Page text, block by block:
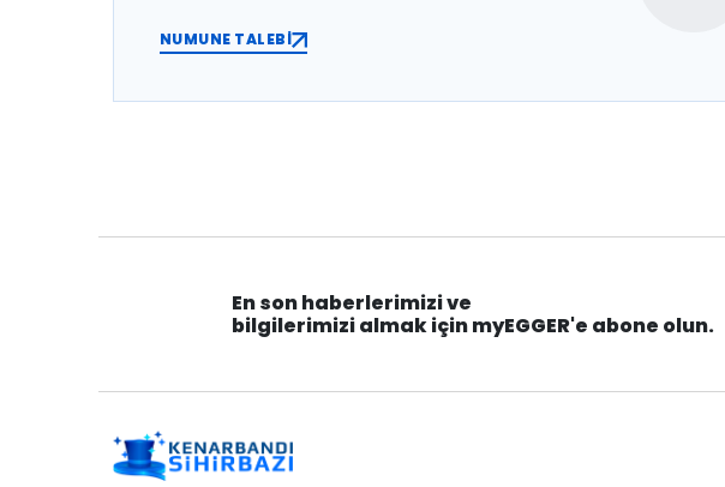
NUMUNE TALEBİ
En son haberlerimizi ve
bilgilerimizi almak için myEGGER'e abone olun.